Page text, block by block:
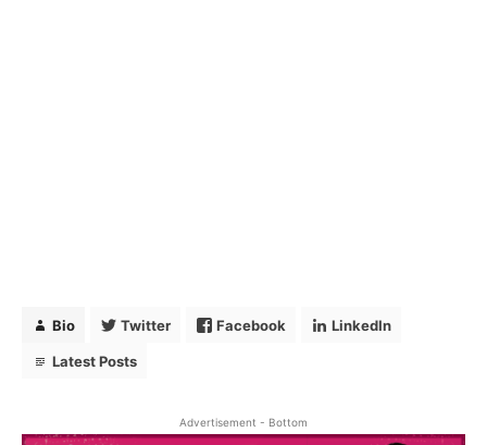
Bio Twitter Facebook LinkedIn
Latest Posts
Advertisement - Bottom